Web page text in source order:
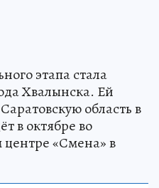
этапа стала
Хвалынска. Ей
область в
в октябре во
центре «Смена» в